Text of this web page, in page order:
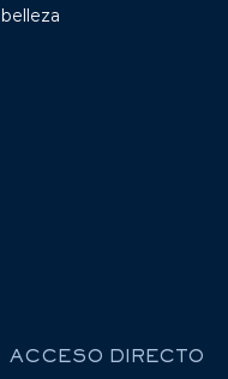
belleza
ACCESO DIRECTO